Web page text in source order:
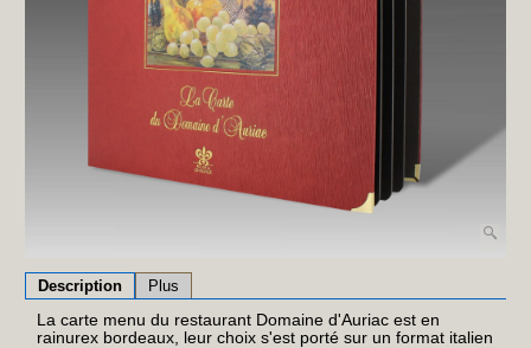
Description
Plus
La carte menu du restaurant Domaine d'Auriac est en
rainurex bordeaux, leur choix s'est porté sur un format italien